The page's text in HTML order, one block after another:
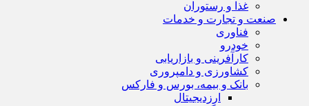
غذا و رستوران
صنعت و تجارت و خدمات
فناوری
خودرو
کارآفرینی و بازاریابی
کشاورزی و دامپروری
بانک و بیمه، بورس و فارکس
ارزدیجیتال